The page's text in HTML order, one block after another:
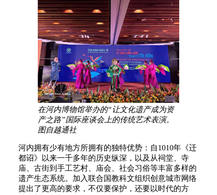
在河内博物馆举办的“让文化遗产成为资
产之路”国际座谈会上的传统艺术表演。
图自越通社
河内拥有少有地方所拥有的独特优势：自1010年《迁
都诏》以来一千多年的历史纵深，以及从祠堂、寺
庙、古街到手工艺村、庙会、社会习俗等丰富多样的
遗产生态系统。加入联合国教科文组织创意城市网络
提出了更高的要求，不仅要保护，还要以时代的方